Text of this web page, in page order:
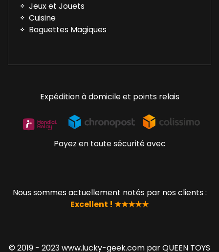
Jeux et Jouets
Cuisine
Baguettes Magiques
Expédition à domicile et points relais
Payez en toute sécurité avec
Nous sommes actuellement notés par nos clients :
Excellent ! ★★★★★
© 2019 - 2023 www.lucky-geek.com par QUEEN TOYS